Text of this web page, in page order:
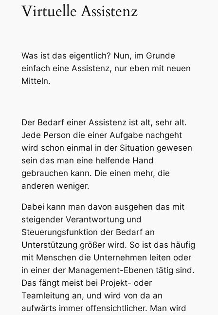
Virtuelle Assistenz
Was ist das eigentlich? Nun, im Grunde
einfach eine Assistenz, nur eben mit neuen
Mitteln.
Der Bedarf einer Assistenz ist alt, sehr alt.
Jede Person die einer Aufgabe nachgeht
wird schon einmal in der Situation gewesen
sein das man eine helfende Hand
gebrauchen kann. Die einen mehr, die
anderen weniger.
Dabei kann man davon ausgehen das mit
steigender Verantwortung und
Steuerungsfunktion der Bedarf an
Unterstützung größer wird. So ist das häufig
mit Menschen die Unternehmen leiten oder
in einer der Management-Ebenen tätig sind.
Das fängt meist bei Projekt- oder
Teamleitung an, und wird von da an
aufwärts immer offensichtlicher. Man wird